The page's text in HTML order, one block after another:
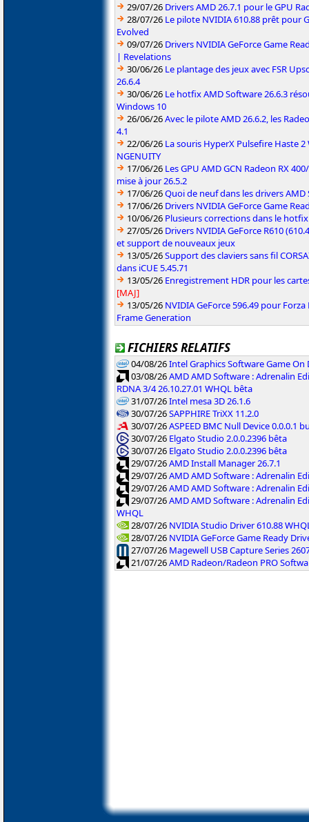
29/07/26 Drivers AMD 26.7.1 pour le GPU
28/07/26 Le pilote NVIDIA 610.88 prêt pour
Evolved
09/07/26 Drivers NVIDIA GeForce Game
| Revelations
30/06/26 Le plantage des jeux avec FSR
26.6.4
30/06/26 Le hotfix AMD Software 26.6.3
Windows 10
26/06/26Avec le pilote AMD 26.6.2, les
4.1
22/06/26 La souris HyperX Pulsefire Haste
NGENUITY
17/06/26 Les GPU AMD GCN Radeon RX
mise à jour 26.5.2
17/06/26Quoi de neuf dans les drivers AMD
17/06/26 Drivers NVIDIA GeForce Game
10/06/26 Plusieurs corrections dans le hotfix
27/05/26 Drivers NVIDIA GeForce R610
et support de nouveaux jeux
13/05/26Support des claviers sans fil
dans iCUE 5.45.71
13/05/26 Enregistrement HDR pour les
[MAJ]
13/05/26 NVIDIA GeForce 596.49 pour
Frame Generation
FICHIERS RELATIFS
04/08/26Intel Graphics Software Game On
03/08/26AMD AMD Software : Adrenalin
RDNA 3/4 26.10.27.01 WHQL bêta
31/07/26Intel mesa 3D 26.1.6
30/07/26SAPPHIRE TriXX 11.2.0
30/07/26ASPEED BMC Null Device 0.0.0.1
30/07/26 Elgato Studio 2.0.0.2396 bêta
30/07/26 Elgato Studio 2.0.0.2396 bêta
29/07/26AMD Install Manager 26.7.1
29/07/26AMD AMD Software : Adrenalin
29/07/26AMD AMD Software : Adrenalin
29/07/26AMD AMD Software : Adrenalin
WHQL
28/07/26 NVIDIA Studio Driver 610.88
28/07/26 NVIDIA GeForce Game Ready
27/07/26 Magewell USB Capture Series
21/07/26AMD Radeon/Radeon PRO